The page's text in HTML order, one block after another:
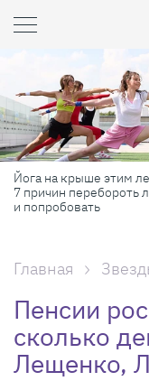
Готовь как шеф-
профессиональных
секретов, которые
Главная
Пенсии
сколько
Лещенко,